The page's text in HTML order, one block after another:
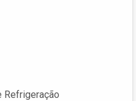
Refrigeração